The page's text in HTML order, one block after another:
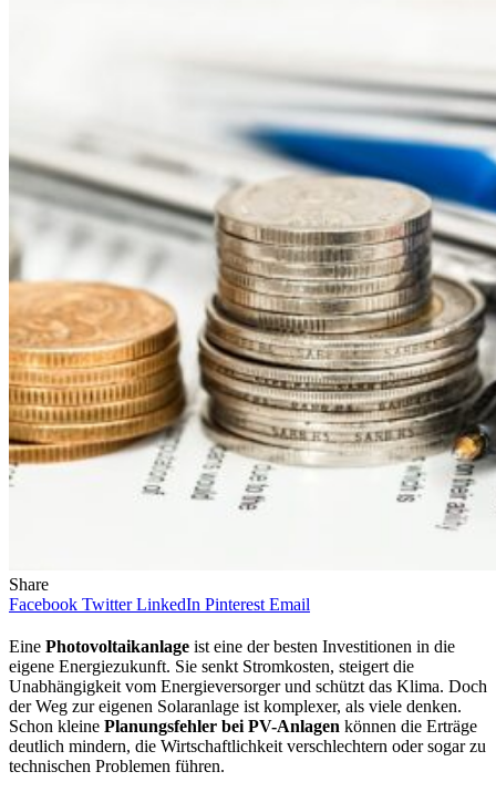
Share
Facebook Twitter LinkedIn Pinterest Email
Eine Photovoltaikanlage ist eine der besten Investitionen in die
eigene Energiezukunft. Sie senkt Stromkosten, steigert die
Unabhängigkeit vom Energieversorger und schützt das Klima. Doch
der Weg zur eigenen Solaranlage ist komplexer, als viele denken.
Schon kleine Planungsfehler bei PV-Anlagen können die Erträge
deutlich mindern, die Wirtschaftlichkeit verschlechtern oder sogar zu
technischen Problemen führen.